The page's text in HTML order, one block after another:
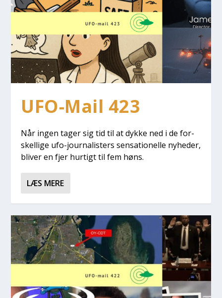
UFO-Mail 423
Når ingen tager sig tid til at dyk­ke ned i de for­
skel­li­ge ufo-jour­na­li­sters sen­sa­tio­nel­le nyhe­der,
bli­ver en fjer hur­tigt til fem høns.
LÆS MERE